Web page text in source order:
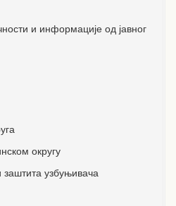
и информације од јавног
округу
узбуњивача